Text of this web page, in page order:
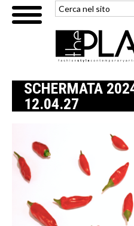
SCHERMATA
12.04.27